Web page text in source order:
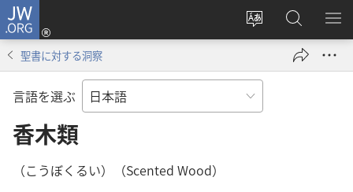
JW.ORG
サ
ト
の
言
ロ
グ
ン
し
JW.ORG
の
検
メ
を
聖書に対する洞察
言語を選ぶ
香木類
（こうぼくるい）（Scented Wood）